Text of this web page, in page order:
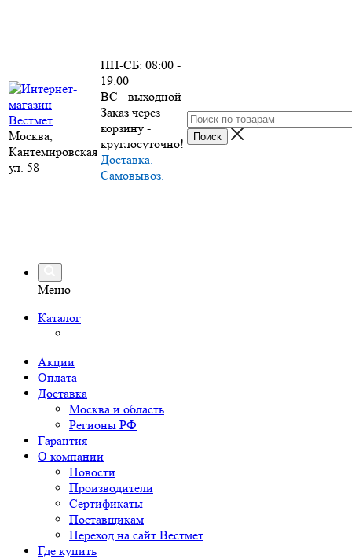
Москва,
Кантемировская
ул. 58
ПН-СБ: 08:00 -
19:00
ВС - выходной
Заказ через
корзину -
круглосуточно!
Доставка.
Самовывоз.
Меню
Каталог
Акции
Оплата
Доставка
Москва и область
Регионы РФ
Гарантия
О компании
Новости
Производители
Сертификаты
Поставщикам
Переход на сайт Вестмет
Где купить